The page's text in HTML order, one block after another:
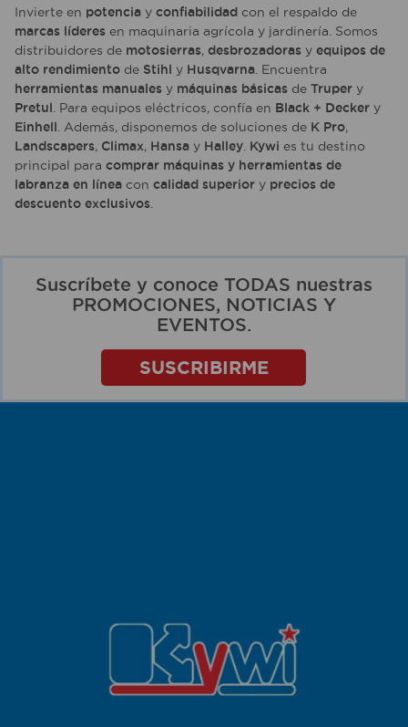
Invierte en potencia y confiabilidad con el respaldo de
marcas líderes en maquinaria agrícola y jardinería. Somos
distribuidores de motosierras, desbrozadoras y equipos de
alto rendimiento de Stihl y Husqvarna . Encuentra
herramientas manuales y máquinas básicas de Truper y
Pretul . Para equipos eléctricos, confía en Black + Decker y
Einhell . Además, disponemos de soluciones de K Pro,
Landscapers, Climax, Hansa y Halley Kywi es tu destino
principal para comprar máquinas y herramientas de
labranza en línea con calidad superior y precios de
descuento exclusivos
Suscríbete y conoce TODAS nuestras
PROMOCIONES, NOTICIAS Y
EVENTOS.
SUSCRIBIRME